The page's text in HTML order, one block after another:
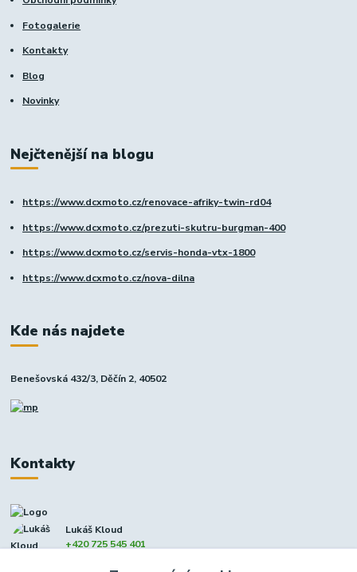
Fotogalerie
Kontakty
Blog
Novinky
Nejčtenější na blogu
https://www.dcxmoto.cz/renovace-afriky-twin-rd04
https://www.dcxmoto.cz/prezuti-skutru-burgman-400
https://www.dcxmoto.cz/servis-honda-vtx-1800
https://www.dcxmoto.cz/nova-dilna
Kde nás najdete
Benešovská 432/3, Děčín 2, 40502
Kontakty
Lukáš Kloud
+420 725 545 401